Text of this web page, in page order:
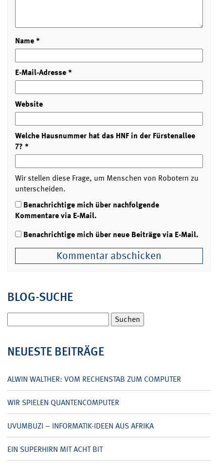
Name*
E-Mail-Adresse*
Website
Welche Hausnummer hat das HNF in der Fürstenallee
7? *
Wir stellen diese Frage, um Menschen von Robotern zu
unterscheiden.
Benachrichtige mich über nachfolgende
Kommentare via E-Mail.
Benachrichtige mich über neue Beiträge via E-Mail.
BLOG-SUCHE
nach:
NEUESTE BEITRÄGE
ALWIN WALTHER: VOM RECHENSTAB ZUM COMPUTER
WIR SPIELEN QUANTENCOMPUTER
UVUMBUZI – INFORMATIK-IDEEN AUS AFRIKA
EIN SUPERHIRN MIT ACHT BIT